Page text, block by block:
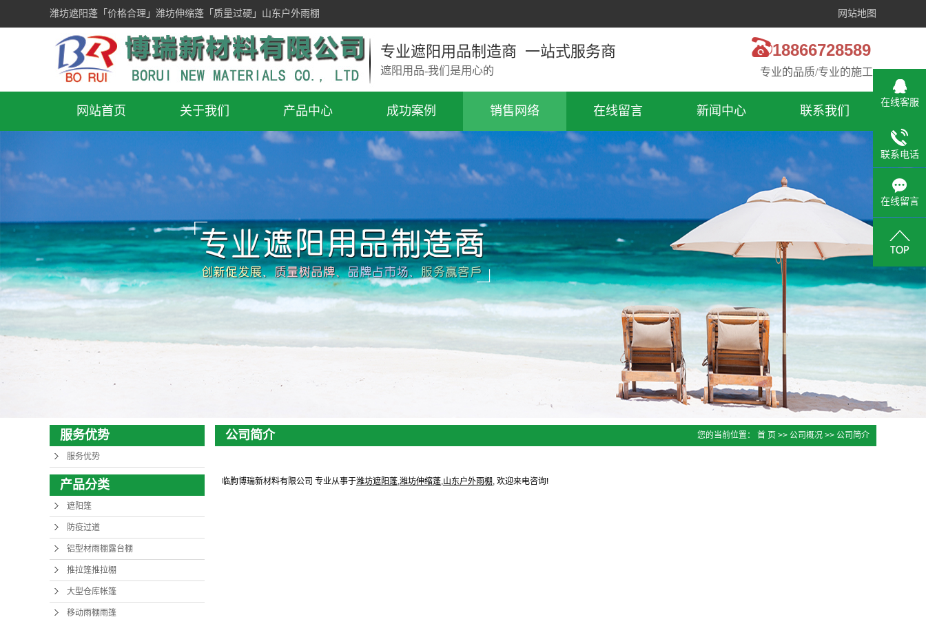
潍坊遮阳蓬「价格合理」潍坊伸缩蓬「质量过硬」山东户外雨棚 网站地图
专业遮阳用品制造商 一站式服务商
遮阳用品-我们是用心的
18866728589
专业的品质/专业的施工
网站首页 关于我们
公司简介
联系我们
产品中心
防疫过道
铝型材雨棚露台棚
推拉篷推拉棚
大型仓库帐篷
移动雨棚雨篷
物流推拉篷
伸缩遮阳篷
成功案例
一级案例
销售网络 在线留言 新闻中心
公司新闻
行业动态
疑难解答
技术知识
联系我们
服务优势
服务优势
产品分类
遮阳篷
防疫过道
铝型材雨棚露台棚
推拉篷推拉棚
大型仓库帐篷
移动雨棚雨篷
公司简介 您的当前位置： 首 页 >> 公司概况 >> 公司简介
临朐博瑞新材料有限公司 专业从事于潍坊遮阳蓬 潍坊伸缩蓬 山东户外雨棚 , 欢迎来电咨询!
在线客服
联系电话
在线留言